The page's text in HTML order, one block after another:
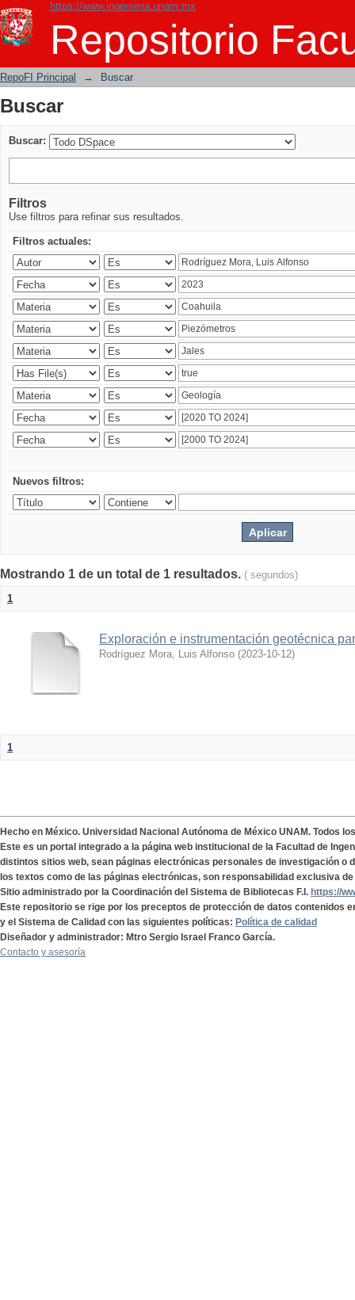
https://www.ingenieria.unam.mx
Repositorio
Buscar
RepoFI Principal → Buscar
Buscar
Buscar:
Filtros
Use filtros para refinar sus resultados.
Filtros actuales:
Nuevos filtros:
Mostrando 1 de un total de 1 resultados. ( segundos)
1
Exploración e instrumentación geotécnica
Rodríguez Mora, Luis Alfonso (2023-10-12)
1
Hecho en México. Universidad Nacional Autónoma de México UNAM. Todos
Este es un portal integrado a la página web institucional de la Facultad de
distintos sitios web, sean páginas electrónicas personales de investigación o
los textos como de las páginas electrónicas, son responsabilidad exclusiva
Sitio administrado por la Coordinación del Sistema de Bibliotecas F.I. https://
Este repositorio se rige por los preceptos de protección de datos contenidos
y el Sistema de Calidad con las siguientes políticas: Política de calidad
Diseñador y administrador: Mtro Sergio Israel Franco García.
Contacto y asesoría